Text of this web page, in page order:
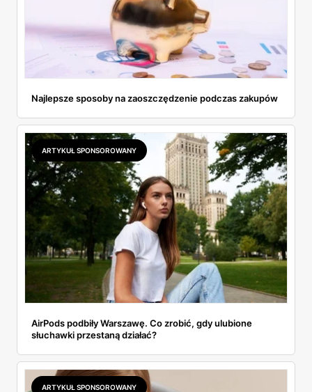
Najlepsze sposoby na zaoszczędzenie podczas zakupów
ARTYKUŁ SPONSOROWANY
AirPods podbiły Warszawę. Co zrobić, gdy ulubione
słuchawki przestaną działać?
ARTYKUŁ SPONSOROWANY